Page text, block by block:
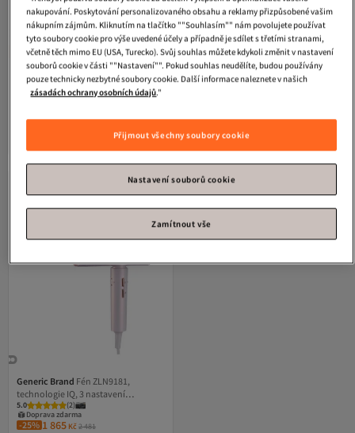
5. nejčastěji hodnocené
Philips
Fén BHD530/00, 2300 W,
technologie ThermoShield, iontová
péče, 2 rychlostní stupně, 3 teploty
(17)
Doprava zdarma
Přidat do košíku
4. nejoblíbenější
Philips Uscator de par BHD321/50,
1600W, ionty, 2 sady rychlosti, 2
Přidat do košíku
Generic Brand Fén ZLN9181,
technologie IQ, 3 nastavení
rychlosti/teploty, funkce ionizace,
1800 W
5.0 (2)
Doprava zdarma
-25% 1 865 Kč 2 481
nakupování. Poskytování personalizovaného obsahu a reklamy přizpůsobené vašim
nákupním zájmům. Kliknutím na tlačítko ""Souhlasím"" nám povolujete používat
tyto soubory cookie pro výše uvedené účely a případně je sdílet s třetími stranami,
včetně těch mimo EU (USA, Turecko). Svůj souhlas můžete kdykoli změnit v nastavení
souborů cookie v části ""Nastavení"". Pokud souhlas neudělíte, budou používány
pouze technicky nezbytné soubory cookie. Další informace naleznete v našich
zásadách ochrany osobních údajů."
Přijmout všechny soubory cookie
Nastavení souborů cookie
Zamítnout vše